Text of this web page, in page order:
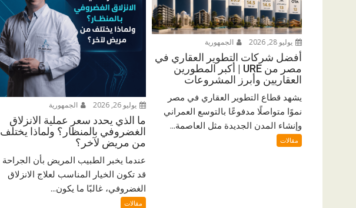
يوليو 28, 2026 الجمهورية
أفضل شركات التطوير العقاري في
مصر من URE | أكبر المطورين
العقاريين وأبرز المشروعات
يشهد قطاع التطوير العقاري في مصر
نموًا متواصلًا مدفوعًا بالتوسع العمراني
وإنشاء المدن الجديدة مثل العاصمة...
مقالات
يوليو 26, 2026 الجمهورية
ما الذي يحدد سعر عملية الانزلاق
الغضروفي بالمنظار؟ ولماذا يختلف
من مريض لآخر؟
عندما يخبر الطبيب المريض بأن الجراحة
قد تكون الخيار المناسب لعلاج الانزلاق
الغضروفي، غالبًا ما يكون...
مقالات